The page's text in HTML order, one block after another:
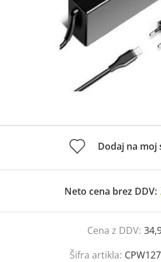
Dodaj na moj
Neto cena brez DDV:
Cena z DDV:
Šifra artikla: